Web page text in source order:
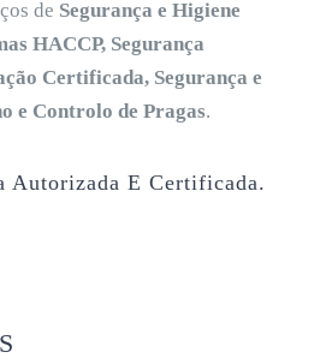
de Segurança e Higiene
HACCP, Segurança
Certificada, Segurança e
e Controlo de Pragas.
Autorizada E Certificada.